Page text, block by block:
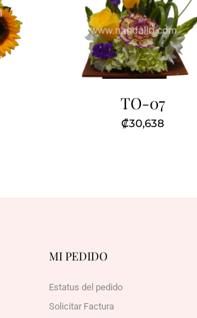
TO-07
₡30,638
MI PEDIDO
Estatus del pedido
Solicitar Factura